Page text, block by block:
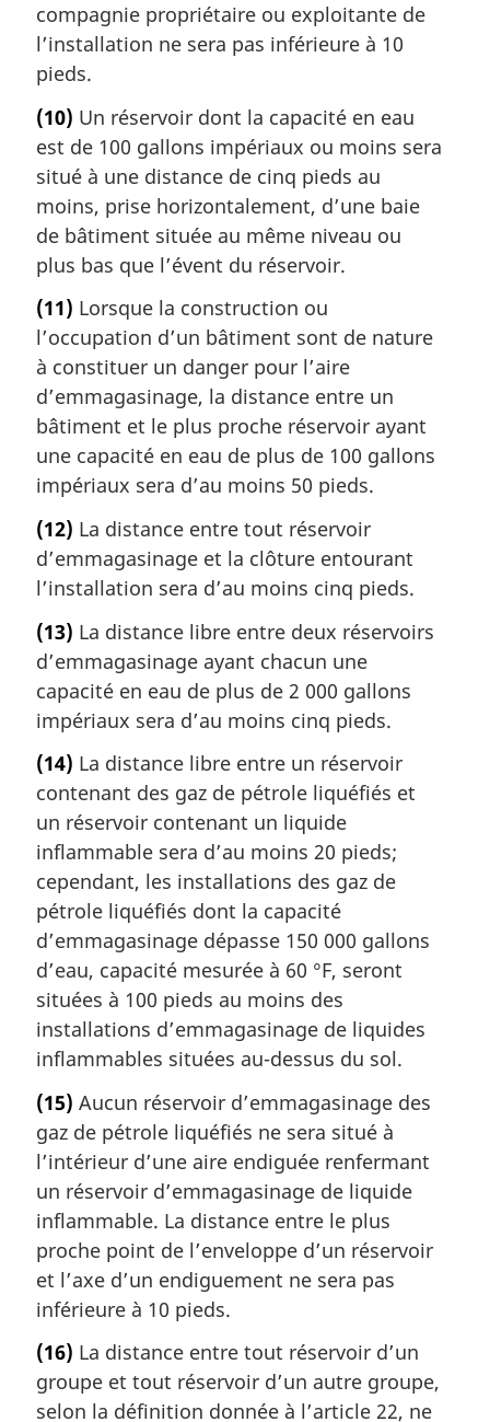
compagnie propriétaire ou exploitante de
l’installation ne sera pas inférieure à 10
pieds.
(10) Un réservoir dont la capacité en eau
est de 100 gallons impériaux ou moins sera
situé à une distance de cinq pieds au
moins, prise horizontalement, d’une baie
de bâtiment située au même niveau ou
plus bas que l’évent du réservoir.
(11) Lorsque la construction ou
l’occupation d’un bâtiment sont de nature
à constituer un danger pour l’aire
d’emmagasinage, la distance entre un
bâtiment et le plus proche réservoir ayant
une capacité en eau de plus de 100 gallons
impériaux sera d’au moins 50 pieds.
(12) La distance entre tout réservoir
d’emmagasinage et la clôture entourant
l’installation sera d’au moins cinq pieds.
(13) La distance libre entre deux réservoirs
d’emmagasinage ayant chacun une
capacité en eau de plus de 2 000 gallons
impériaux sera d’au moins cinq pieds.
(14) La distance libre entre un réservoir
contenant des gaz de pétrole liquéfiés et
un réservoir contenant un liquide
inflammable sera d’au moins 20 pieds;
cependant, les installations des gaz de
pétrole liquéfiés dont la capacité
d’emmagasinage dépasse 150 000 gallons
d’eau, capacité mesurée à 60 °F, seront
situées à 100 pieds au moins des
installations d’emmagasinage de liquides
inflammables situées au-dessus du sol.
(15) Aucun réservoir d’emmagasinage des
gaz de pétrole liquéfiés ne sera situé à
l’intérieur d’une aire endiguée renfermant
un réservoir d’emmagasinage de liquide
inflammable. La distance entre le plus
proche point de l’enveloppe d’un réservoir
et l’axe d’un endiguement ne sera pas
inférieure à 10 pieds.
(16) La distance entre tout réservoir d’un
groupe et tout réservoir d’un autre groupe,
selon la définition donnée à l’article 22, ne